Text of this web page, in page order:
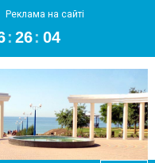
Реклама на сайті
: 26 : 04
Южный